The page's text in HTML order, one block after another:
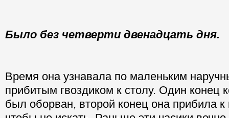
Было без четверти двенадцать дня.
Время она узнавала по маленьким
прибитым гвоздиком к столу. Один конец
был оборван, второй конец она прибила к